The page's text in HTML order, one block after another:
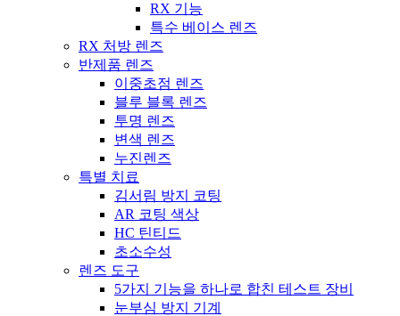
RX 기능
특수 베이스 렌즈
RX 처방 렌즈
반제품 렌즈
이중초점 렌즈
블루 블록 렌즈
투명 렌즈
변색 렌즈
누진렌즈
특별 치료
김서림 방지 코팅
AR 코팅 색상
HC 틴티드
초소수성
렌즈 도구
5가지 기능을 하나로 합친 테스트 장비
눈부심 방지 기계